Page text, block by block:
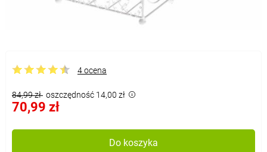
4 ocena
84,99 zł oszczędność 14,00 zł
70,99 zł
Do koszyka